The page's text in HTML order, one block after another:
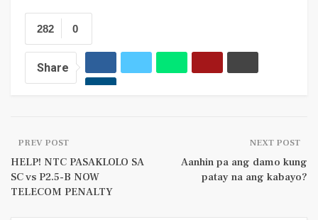
0
282
Share
PREV POST
HELP! NTC PASAKLOLO SA
SC vs P2.5-B NOW
TELECOM PENALTY
NEXT POST
Aanhin pa ang damo kung
patay na ang kabayo?